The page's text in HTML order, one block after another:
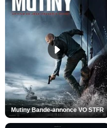
Mutiny Bande-annonce VO STFR